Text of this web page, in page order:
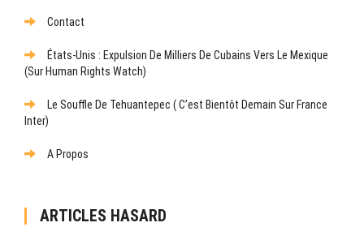
Contact
États-Unis : Expulsion De Milliers De Cubains Vers Le Mexique
(sur Human Rights Watch)
Le Souffle De Tehuantepec ( C’est Bientôt Demain Sur France
Inter)
A Propos
ARTICLES HASARD